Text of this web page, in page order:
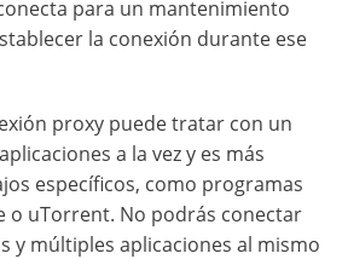
para un mantenimiento
la conexión durante ese
proxy puede tratar con un
a la vez y es más
específicos, como programas
o uTorrent. No podrás conectar
y múltiples aplicaciones al mismo